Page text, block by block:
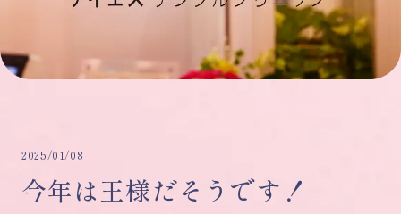
2025/01/08
今年は王様だそうです！